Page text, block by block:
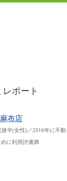
ポート
布店
後半(女性)／2016年に不動
に利用評価満